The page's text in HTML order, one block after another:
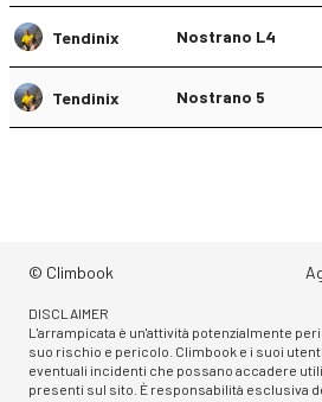
Tendinix Nostrano L4
Tendinix Nostrano 5
© Climbook
DISCLAIMER
L'arrampicata è un'attività potenzialmente
suo rischio e pericolo. Climbook e i suoi
eventuali incidenti che possano accadere
presenti sul sito. È responsabilità esclusiva